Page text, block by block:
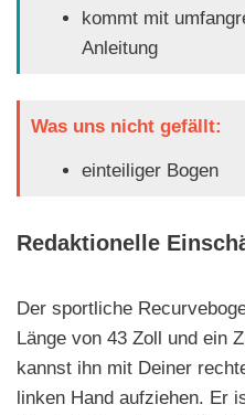
kommt mit
Anleitung
Was uns nicht gefällt:
einteiliger Bogen
Redaktionelle
Der sportliche
Länge von 43 Zoll und ein
kannst ihn mit Deiner
linken Hand aufziehen. Er